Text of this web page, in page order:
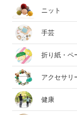
ニット
手芸
折り紙・ペ
アクセサリ
健康